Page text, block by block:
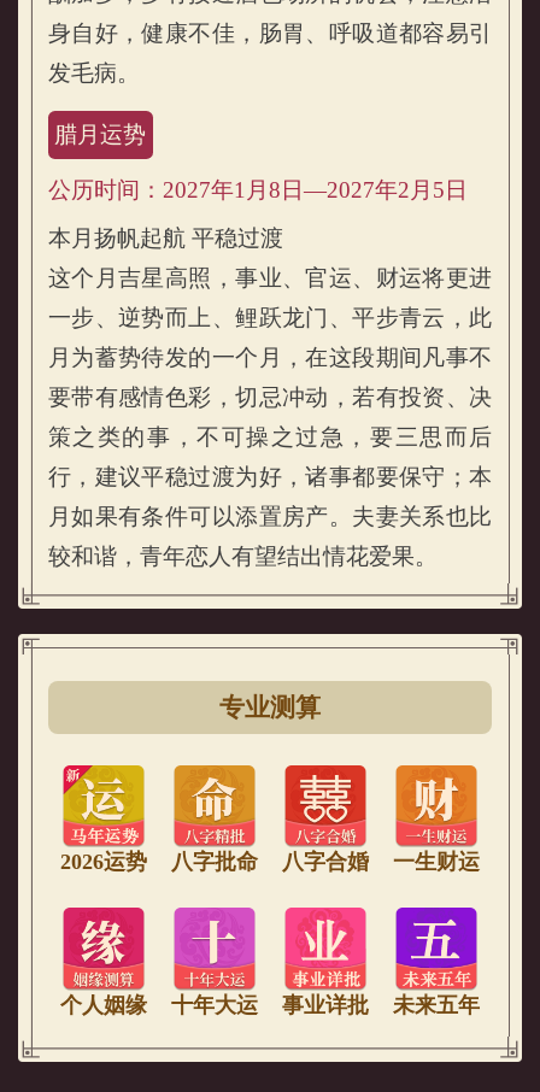
身自好，健康不佳，肠胃、呼吸道都容易引
发毛病。
腊月运势
公历时间：2027年1月8日—2027年2月5日
本月扬帆起航 平稳过渡
这个月吉星高照，事业、官运、财运将更进
一步、逆势而上、鲤跃龙门、平步青云，此
月为蓄势待发的一个月，在这段期间凡事不
要带有感情色彩，切忌冲动，若有投资、决
策之类的事，不可操之过急，要三思而后
行，建议平稳过渡为好，诸事都要保守；本
月如果有条件可以添置房产。夫妻关系也比
较和谐，青年恋人有望结出情花爱果。
专业测算
2026运势 八字批命 八字合婚 一生财运
个人姻缘 十年大运 事业详批 未来五年